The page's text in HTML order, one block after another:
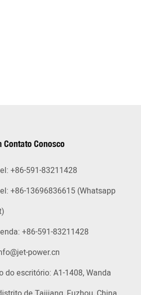
Contato Conosco
+86-591-83211428
+86-13696836615 (Whatsapp
+86-591-83211428
power.cn
do escritório: A1-1408, Wanda